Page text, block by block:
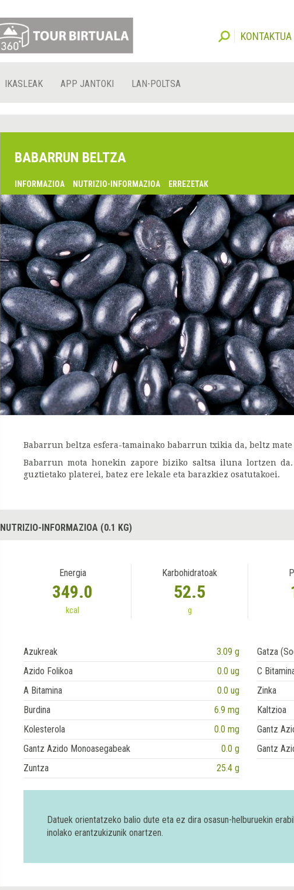
KONTAKTUA
IKASLEAK APP JANTOKI LAN-POLTSA
BABARRUN BELTZA
INFORMAZIOA NUTRIZIO-INFORMAZIOA ERREZETAK
Babarrun beltza esfera-tamainako babarrun txikia da, beltz mate
Babarrun mota honekin zapore biziko saltsa iluna lortzen
guztietako platerei, batez ere lekale eta barazkiez osatutakoei.
NUTRIZIO-INFORMAZIOA (0.1 KG)
Energia
349.0
kcal
Karbohidratoak
52.5
g
Azukreak 3.09 g Gatza
Azido Folikoa
0.0 ug C
A Bitamina
0.0 ug Zinka
Burdina
6.9 mg Kaltzioa
Kolesterola
0.0 mg Gantz
Gantz Azido Monoasegabeak
0.0 g Gantz
Zuntza
25.4 g
Datuek orientatzeko balio dute eta ez dira osasun-helburuekin
inolako erantzukizunik onartzen.